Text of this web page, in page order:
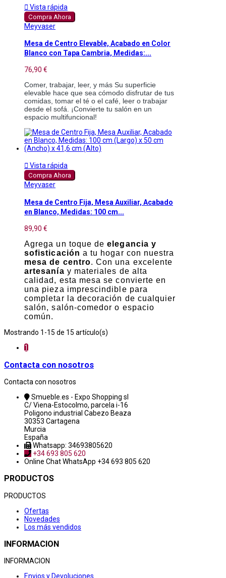
 Vista rápida
Compra Ahora
Meyvaser
Mesa de Centro Elevable, Acabado en Color
Blanco con Tapa Cambria, Medidas:...
76,90 €
Comer, trabajar, leer, y más Su superficie
elevable hace que sea cómodo disfrutar de tus
comidas, tomar el té o el café, leer o trabajar
desde el sofá. ¡Convierte tu salón en un
espacio multifuncional!
 Vista rápida
Compra Ahora
Meyvaser
Mesa de Centro Fija, Mesa Auxiliar, Acabado
en Blanco, Medidas: 100 cm...
89,90 €
Agrega un toque deelegancia y
sofisticación a tu hogar con nuestra
mesa de centro. Con una excelente
artesanía y materiales de alta
calidad, esta mesa se convierte en
una pieza imprescindible para
completar la decoración de cualquier
salón, salón-comedor o espacio
común.
Mostrando 1-15 de 15 artículo(s)
1
Contacta con nosotros
Contacta con nosotros
Smueble.es - Expo Shopping sl
C/ Viena-Estocolmo, parcela i-16
Poligono industrial Cabezo Beaza
30353 Cartagena
Murcia
España
Whatsapp: 34693805620
+34 693 805 620
Online ChatWhatsApp +34 693 805 620
PRODUCTOS
PRODUCTOS
Ofertas
Novedades
Los más vendidos
INFORMACION
INFORMACION
Envios y Devoluciones